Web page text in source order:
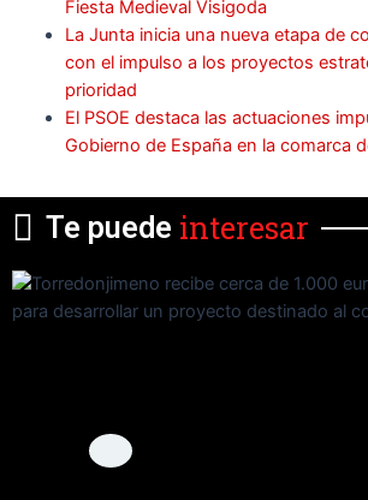
Fiesta Medieval Visigoda
La Junta inicia una nueva etapa de
con el impulso a los proyectos
prioridad
El PSOE destaca las actuaciones
Gobierno de España en la comarca
Te puede interesar